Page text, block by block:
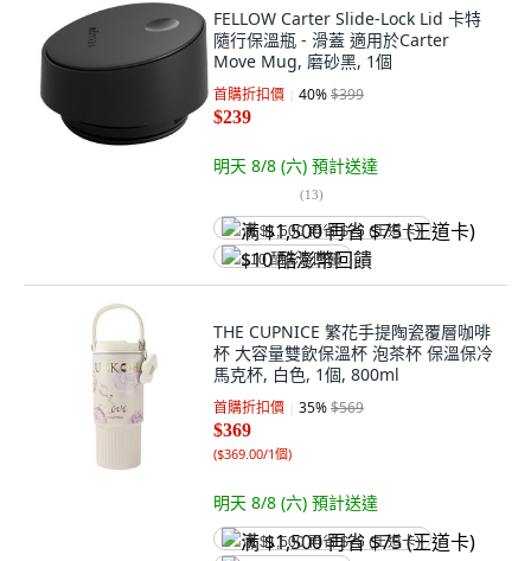
FELLOW Carter Slide-Lock Lid 卡特
隨行保溫瓶 - 滑蓋 適用於Carter
Move Mug, 磨砂黑, 1個
首購折扣價 40%$399
$239
明天 8/8 (六) 預計送達
(13)
满 $1,500 再省 $75 (王道卡)
$10 酷澎幣回饋
THE CUPNICE 繁花手提陶瓷覆層咖啡
杯 大容量雙飲保溫杯 泡茶杯 保溫保冷
馬克杯, 白色, 1個, 800ml
首購折扣價 35%$569
$369
($369.00/1個)
明天 8/8 (六) 預計送達
满 $1,500 再省 $75 (王道卡)